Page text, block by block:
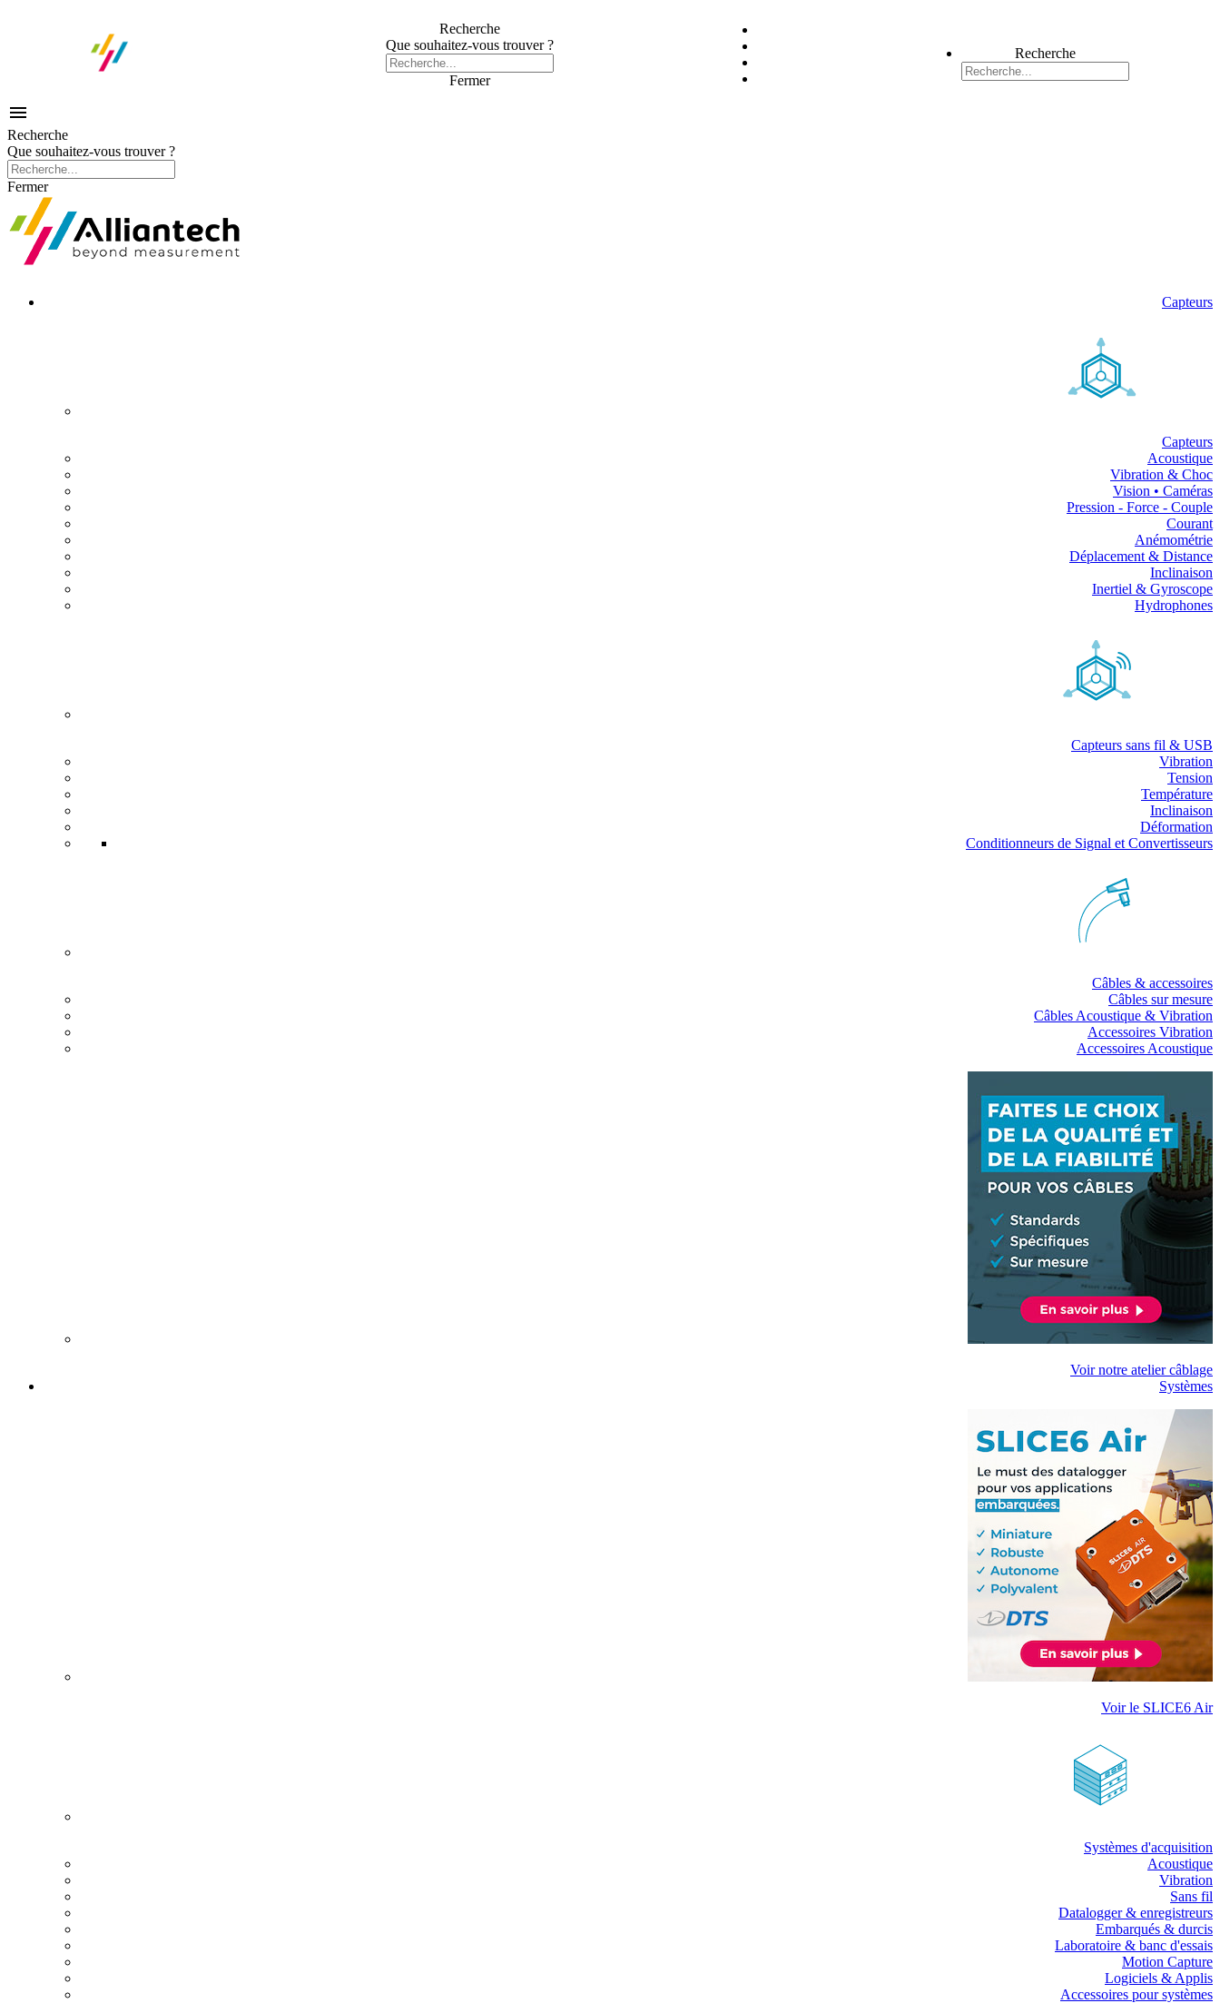
Recherche
Que souhaitez-vous trouver ?
Fermer
Recherche

Recherche
Que souhaitez-vous trouver ?
Fermer
Capteurs
Capteurs
Acoustique
Vibration & Choc
Vision • Caméras
Pression - Force - Couple
Courant
Anémométrie
Déplacement & Distance
Inclinaison
Inertiel & Gyroscope
Hydrophones
Capteurs sans fil & USB
Vibration
Tension
Température
Inclinaison
Déformation
Conditionneurs de Signal et Convertisseurs
Câbles & accessoires
Câbles sur mesure
Câbles Acoustique & Vibration
Accessoires Vibration
Accessoires Acoustique
Voir notre atelier câblage
Systèmes
Voir le SLICE6 Air
Systèmes d'acquisition
Acoustique
Vibration
Sans fil
Datalogger & enregistreurs
Embarqués & durcis
Laboratoire & banc d'essais
Motion Capture
Logiciels & Applis
Accessoires pour systèmes